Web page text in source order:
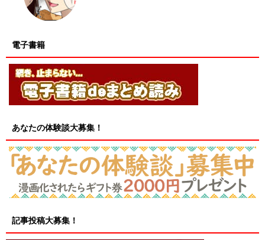
電子書籍
あなたの体験談大募集！
記事投稿大募集！